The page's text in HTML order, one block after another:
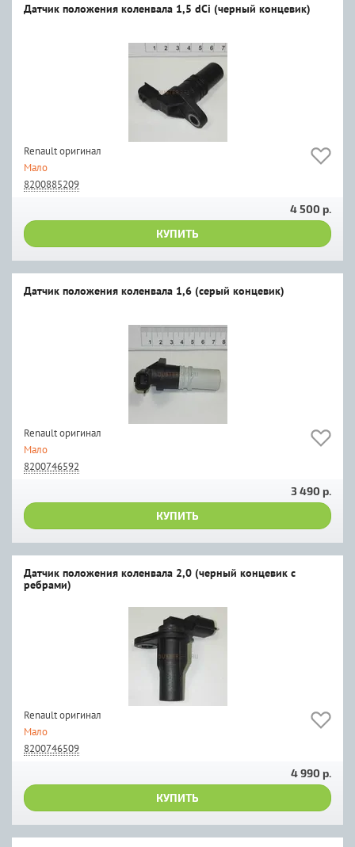
Датчик положения коленвала 1,5 dCi (черный концевик)
Renault оригинал
Мало
8200885209
4 500 р.
КУПИТЬ
Датчик положения коленвала 1,6 (серый концевик)
Renault оригинал
Мало
8200746592
3 490 р.
КУПИТЬ
Датчик положения коленвала 2,0 (черный концевик с
ребрами)
Renault оригинал
Мало
8200746509
4 990 р.
КУПИТЬ